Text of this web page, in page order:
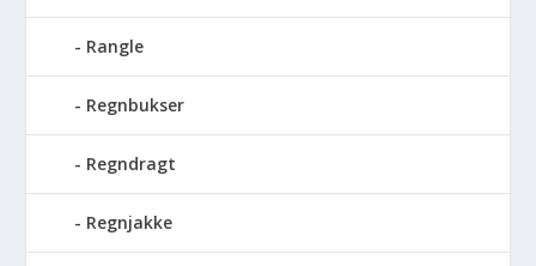
Rangle
Regnbukser
Regndragt
Regnjakke